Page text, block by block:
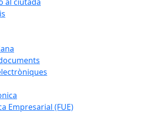
Empresarial (FUE)